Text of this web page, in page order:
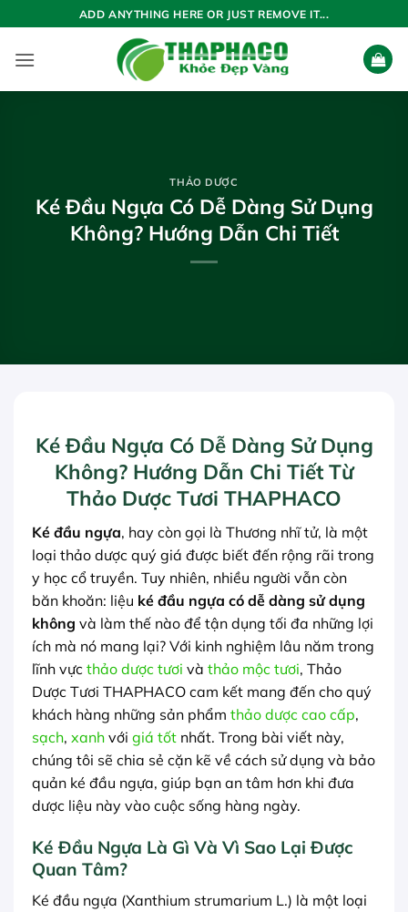
qua
nội
ADD ANYTHING HERE OR JUST REMOVE IT...
THẢO DƯỢC
Ké Đầu Ngựa Có Dễ Dàng Sử Dụng
Không? Hướng Dẫn Chi Tiết
Ké Đầu Ngựa Có Dễ Dàng Sử Dụng
Không? Hướng Dẫn Chi Tiết Từ
Thảo Dược Tươi THAPHACO
Ké đầu ngựa, hay còn gọi là Thương nhĩ tử, là một
loại thảo dược quý giá được biết đến rộng rãi trong
y học cổ truyền. Tuy nhiên, nhiều người vẫn còn
băn khoăn: liệu ké đầu ngựa có dễ dàng sử dụng
không và làm thế nào để tận dụng tối đa những lợi
ích mà nó mang lại? Với kinh nghiệm lâu năm trong
lĩnh vực thảo dược tươi và thảo mộc tươi, Thảo
Dược Tươi THAPHACO cam kết mang đến cho quý
khách hàng những sản phẩm thảo dược cao cấp,
sạch, xanh với giá tốt nhất. Trong bài viết này,
chúng tôi sẽ chia sẻ cặn kẽ về cách sử dụng và bảo
quản ké đầu ngựa, giúp bạn an tâm hơn khi đưa
dược liệu này vào cuộc sống hàng ngày.
Ké Đầu Ngựa Là Gì Và Vì Sao Lại Được
Quan Tâm?
Ké đầu ngựa (Xanthium strumarium L.) là một loại